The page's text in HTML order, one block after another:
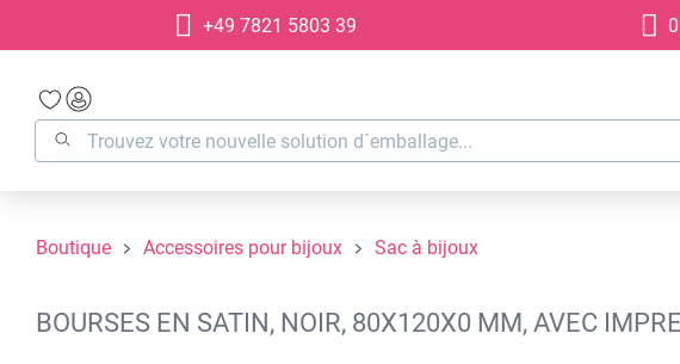
Passer à la navigation principale
+49 7821 5803 39
Boutique Accessoires pour bijoux Sac à bijoux
BOURSES EN SATIN, NOIR, 80X120X0 MM, AVEC